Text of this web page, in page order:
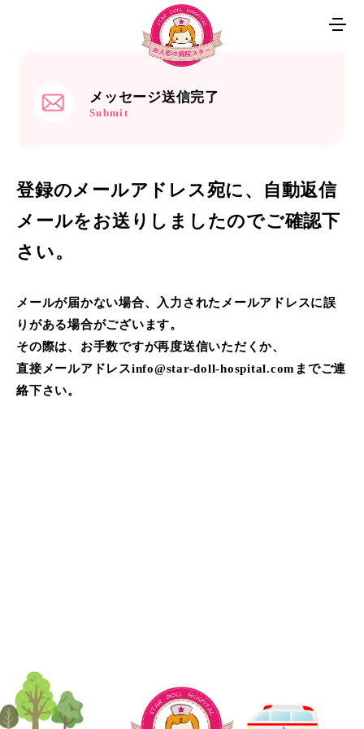
メッセージ送信完了
Submit
登録のメールアドレス宛に、自動返信
メールをお送りしましたのでご確認下
さい。
メールが届かない場合、入力されたメールアドレスに誤
りがある場合がございます。
その際は、お手数ですが再度送信いただくか、
直接メールアドレスinfo@star-doll-hospital.comまでご連
絡下さい。